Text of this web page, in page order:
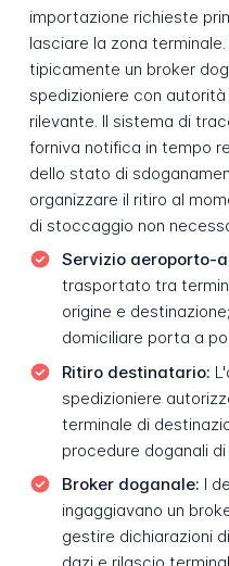
importazione richieste
lasciare la zona
tipicamente un broker
spedizioniere con
rilevante. Il sistema di
forniva notifica in tempo
dello stato di
organizzare il ritiro al
di stoccaggio non
Servizio aeroporto-
trasportato tra
origine e
domiciliare porta a
Ritiro destinatario:
spedizioniere
terminale di
procedure doganali
Broker doganale: I
ingaggiavano un
gestire dichiarazioni